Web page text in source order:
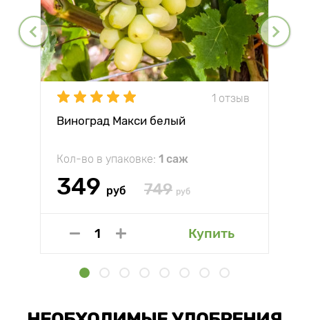
1 отзыв
Виноград Макси белый
Кол-во в упаковке: 1 саж
349 руб 749 руб
Купить